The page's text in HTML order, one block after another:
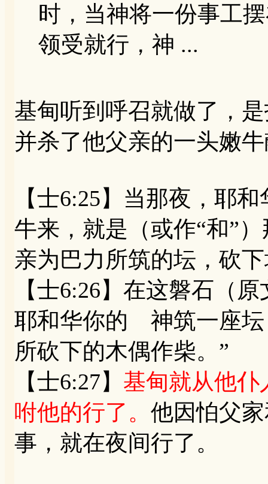
时，当神将一份事工
领受就行，神 ...
基甸听到呼召就做了，
并杀了他父亲的一头嫩
【士6:25】当那夜，耶
牛来，就是（或作“和”
亲为巴力所筑的坛，砍
【士6:26】在这磐石（
耶和华你的 神筑一座坛
所砍下的木偶作柴。”
【士6:27】 基甸就从他仆
咐他的行了。 他因怕父
事，就在夜间行了。